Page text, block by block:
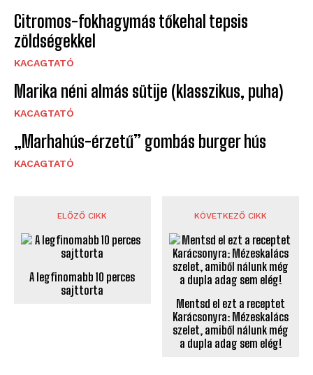
Citromos-fokhagymás tőkehal tepsis
zöldségekkel
KACAGTATÓ
Marika néni almás sütije (klasszikus, puha)
KACAGTATÓ
„Marhahús-érzetű” gombás burger hús
KACAGTATÓ
ELŐZŐ CIKK
A legfinomabb 10 perces
sajttorta
KÖVETKEZŐ CIKK
Mentsd el ezt a receptet
Karácsonyra: Mézeskalács
szelet, amiből nálunk még
a dupla adag sem elég!